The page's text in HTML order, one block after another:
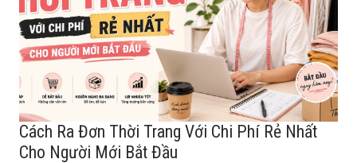
Cách Ra Đơn Thời Trang Với Chi Phí Rẻ Nhất
Cho Người Mới Bắt Đầu